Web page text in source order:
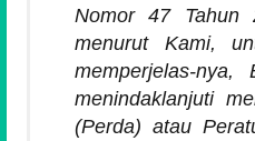
Nomor 47 Tahun
menurut Kami,
memperjelas-
menindaklanjuti
(Perda) atau